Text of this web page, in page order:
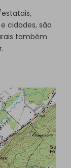
cidades, são
também